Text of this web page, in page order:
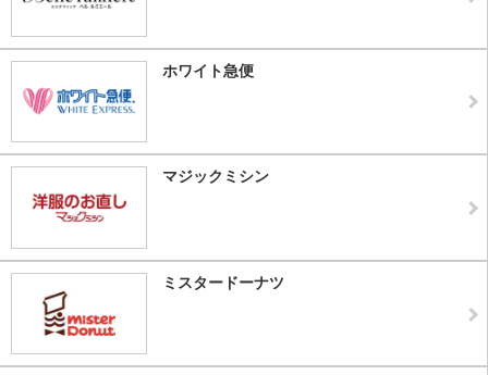
ホワイト急便
マジックミシン
ミスタードーナツ